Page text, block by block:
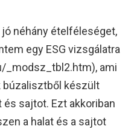
néhány ételféleséget,
egy ESG vizsgálatra
_modsz_tbl2.htm), ami
búzalisztből készült
sajtot. Ezt akkoriban
a halat és a sajtot